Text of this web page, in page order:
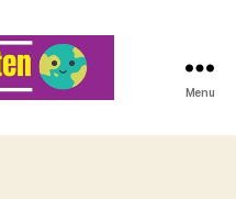
Menu